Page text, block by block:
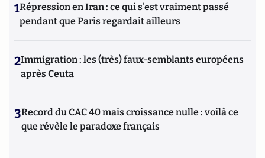
1Répression en Iran : ce qui s'est vraiment passé
pendant que Paris regardait ailleurs
2Immigration : les (très) faux-semblants européens
après Ceuta
3Record du CAC 40 mais croissance nulle : voilà ce
que révèle le paradoxe français